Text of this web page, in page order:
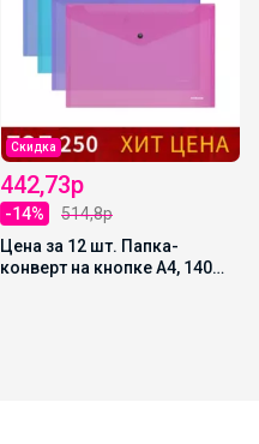
Скидка
442,73р
-14%
514,8р
Цена за 12 шт. Папка-
конверт на кнопке А4, 140